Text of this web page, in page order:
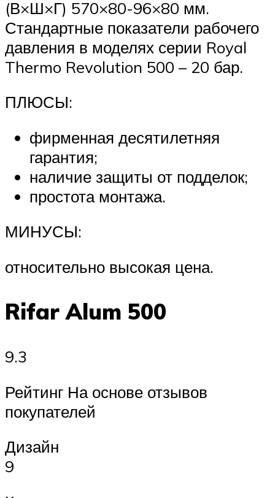
(В×Ш×Г) 570×80-96×80 мм.
Стандартные показатели рабочего
давления в моделях серии Royal
Thermo Revolution 500 – 20 бар.
ПЛЮСЫ:
фирменная десятилетняя
гарантия;
наличие защиты от подделок;
простота монтажа.
МИНУСЫ:
относительно высокая цена.
Rifar Alum 500
9.3
Рейтинг На основе отзывов
покупателей
Дизайн
9